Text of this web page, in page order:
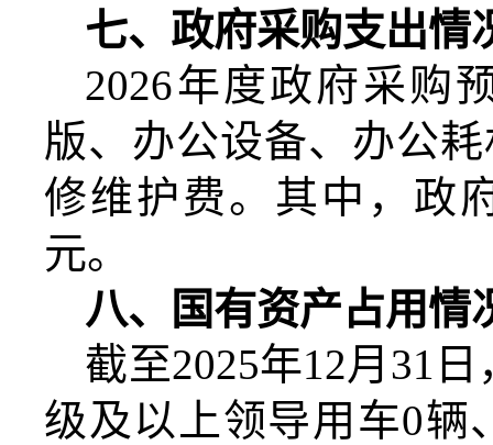
七、政府采购支出情
2026年度政府采购
版、办公设备、办公
修维护费。其中，政
元。
八、国有资产占用情
截至2025年12月 31
级及以上领导用车0辆